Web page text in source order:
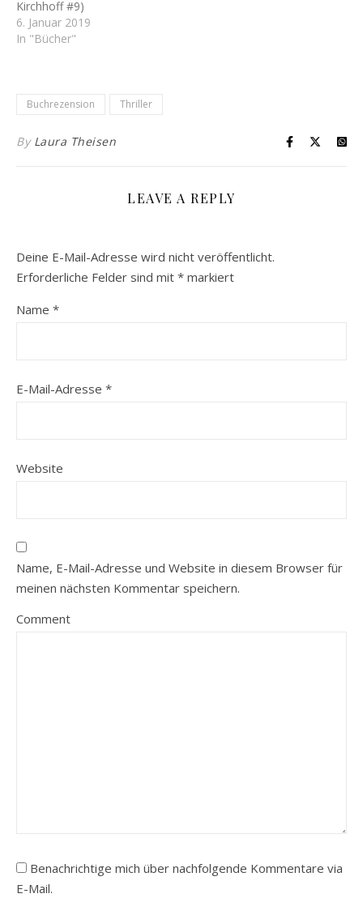
Kirchhoff #9)
6. Januar 2019
In "Bücher"
Buchrezension Thriller
By Laura Theisen
LEAVE A REPLY
Deine E-Mail-Adresse wird nicht veröffentlicht.
Erforderliche Felder sind mit * markiert
Name *
E-Mail-Adresse *
Website
Name, E-Mail-Adresse und Website in diesem Browser für
meinen nächsten Kommentar speichern.
Comment
Benachrichtige mich über nachfolgende Kommentare via
E-Mail.